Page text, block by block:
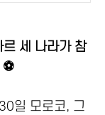
세 나라가 참
일 모로코, 그